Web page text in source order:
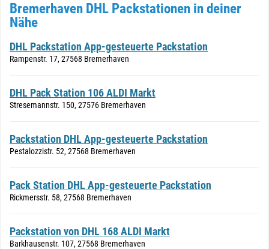
Bremerhaven DHL Packstationen in deiner
Nähe
DHL Packstation App-gesteuerte Packstation
Rampenstr. 17, 27568 Bremerhaven
DHL Pack Station 106 ALDI Markt
Stresemannstr. 150, 27576 Bremerhaven
Packstation DHL App-gesteuerte Packstation
Pestalozzistr. 52, 27568 Bremerhaven
Pack Station DHL App-gesteuerte Packstation
Rickmersstr. 58, 27568 Bremerhaven
Packstation von DHL 168 ALDI Markt
Barkhausenstr. 107, 27568 Bremerhaven